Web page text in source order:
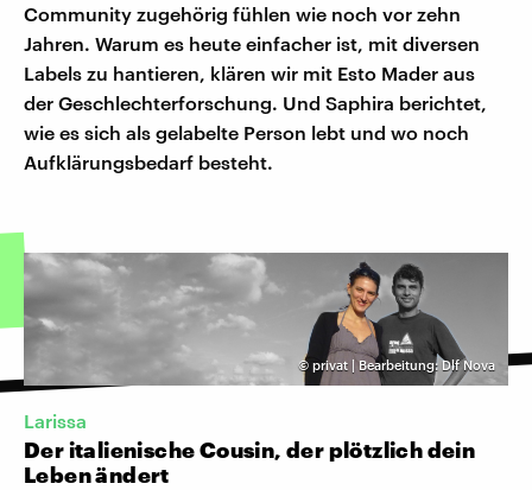
Community zugehörig fühlen wie noch vor zehn
Jahren. Warum es heute einfacher ist, mit diversen
Labels zu hantieren, klären wir mit Esto Mader aus
der Geschlechterforschung. Und Saphira berichtet,
wie es sich als gelabelte Person lebt und wo noch
Aufklärungsbedarf besteht.
© privat | Bearbeitung: Dlf Nova
Larissa
Der italienische Cousin, der plötzlich dein
Leben ändert